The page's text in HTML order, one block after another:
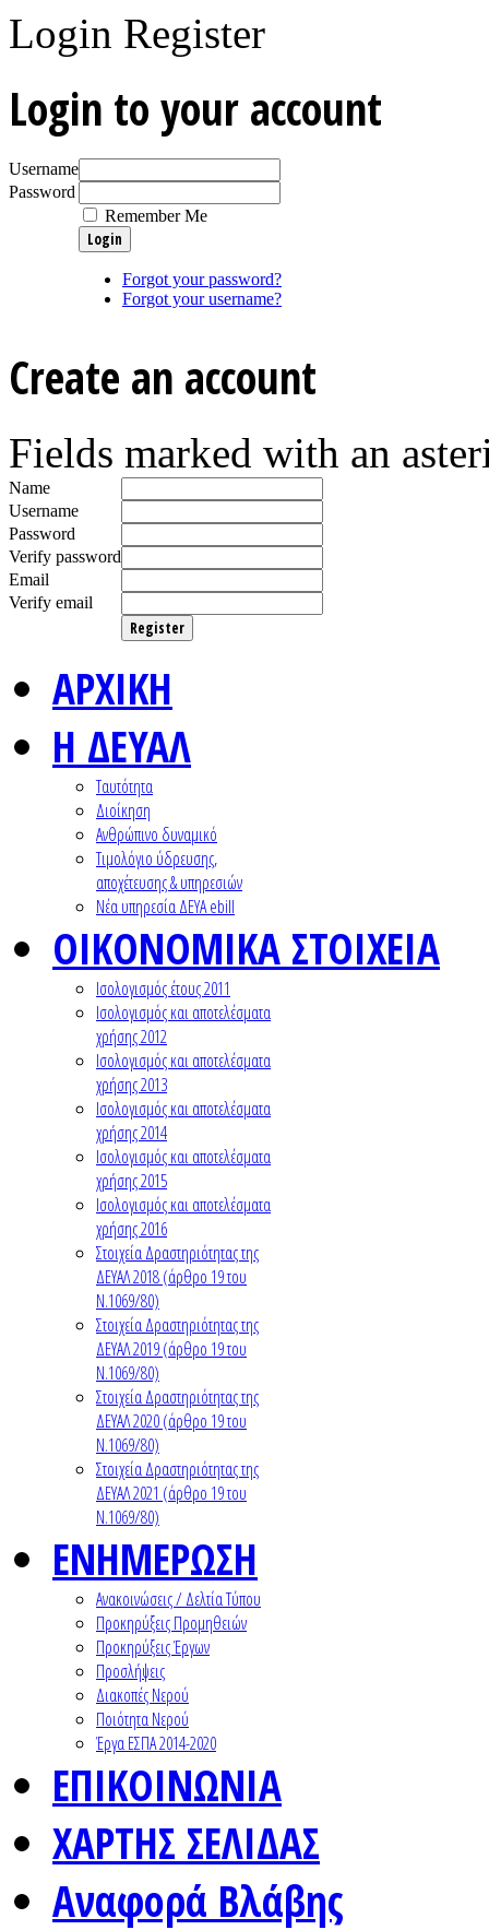
Login Register
Login to your account
Username
Password
Remember Me
Forgot your password?
Forgot your username?
Create an account
Fields marked with an
Name
Username
Password
Verify password
Email
Verify email
Register
ΑΡΧΙΚΗ
Η ΔΕΥΑΛ
Ταυτότητα
Διοίκηση
Ανθρώπινο δυναμικό
Τιμολόγιο ύδρευσης,
αποχέτευσης & υπηρεσιών
Nέα υπηρεσία ΔΕΥΑ ebill
ΟΙΚΟΝΟΜΙΚΑ ΣΤΟΙΧΕΙΑ
Ισολογισμός έτους 2011
Ισολογισμός και αποτελέσματα
χρήσης 2012
Ισολογισμός και αποτελέσματα
χρήσης 2013
Ισολογισμός και αποτελέσματα
χρήσης 2014
Ισολογισμός και αποτελέσματα
χρήσης 2015
Ισολογισμός και αποτελέσματα
χρήσης 2016
Στοιχεία Δραστηριότητας της
ΔΕΥΑΛ 2018 (άρθρο 19 του
Ν.1069/80)
Στοιχεία Δραστηριότητας της
ΔΕΥΑΛ 2019 (άρθρο 19 του
Ν.1069/80)
Στοιχεία Δραστηριότητας της
ΔΕΥΑΛ 2020 (άρθρο 19 του
Ν.1069/80)
Στοιχεία Δραστηριότητας της
ΔΕΥΑΛ 2021 (άρθρο 19 του
Ν.1069/80)
ΕΝΗΜΕΡΩΣΗ
Ανακοινώσεις / Δελτία Τύπου
Προκηρύξεις Προμηθειών
Προκηρύξεις Έργων
Προσλήψεις
Διακοπές Νερού
Ποιότητα Νερού
Έργα ΕΣΠΑ 2014-2020
ΕΠΙΚΟΙΝΩΝΙΑ
ΧΑΡΤΗΣ ΣΕΛΙΔΑΣ
Αναφορά Βλάβης